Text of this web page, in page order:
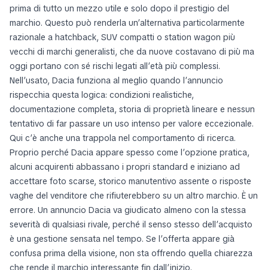
prima di tutto un mezzo utile e solo dopo il prestigio del
marchio. Questo può renderla un’alternativa particolarmente
razionale a hatchback, SUV compatti o station wagon più
vecchi di marchi generalisti, che da nuove costavano di più ma
oggi portano con sé rischi legati all’età più complessi.
Nell’usato, Dacia funziona al meglio quando l’annuncio
rispecchia questa logica: condizioni realistiche,
documentazione completa, storia di proprietà lineare e nessun
tentativo di far passare un uso intenso per valore eccezionale.
Qui c’è anche una trappola nel comportamento di ricerca.
Proprio perché Dacia appare spesso come l’opzione pratica,
alcuni acquirenti abbassano i propri standard e iniziano ad
accettare foto scarse, storico manutentivo assente o risposte
vaghe del venditore che rifiuterebbero su un altro marchio. È un
errore. Un annuncio Dacia va giudicato almeno con la stessa
severità di qualsiasi rivale, perché il senso stesso dell’acquisto
è una gestione sensata nel tempo. Se l’offerta appare già
confusa prima della visione, non sta offrendo quella chiarezza
che rende il marchio interessante fin dall’inizio.